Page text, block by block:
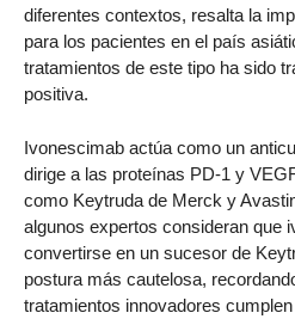
diferentes contextos, resalta la
para los pacientes en el país
tratamientos de este tipo ha sido
positiva.
Ivonescimab actúa como un
dirige a las proteínas PD-1 y
como Keytruda de Merck y
algunos expertos consideran que
convertirse en un sucesor de
postura más cautelosa,
tratamientos innovadores